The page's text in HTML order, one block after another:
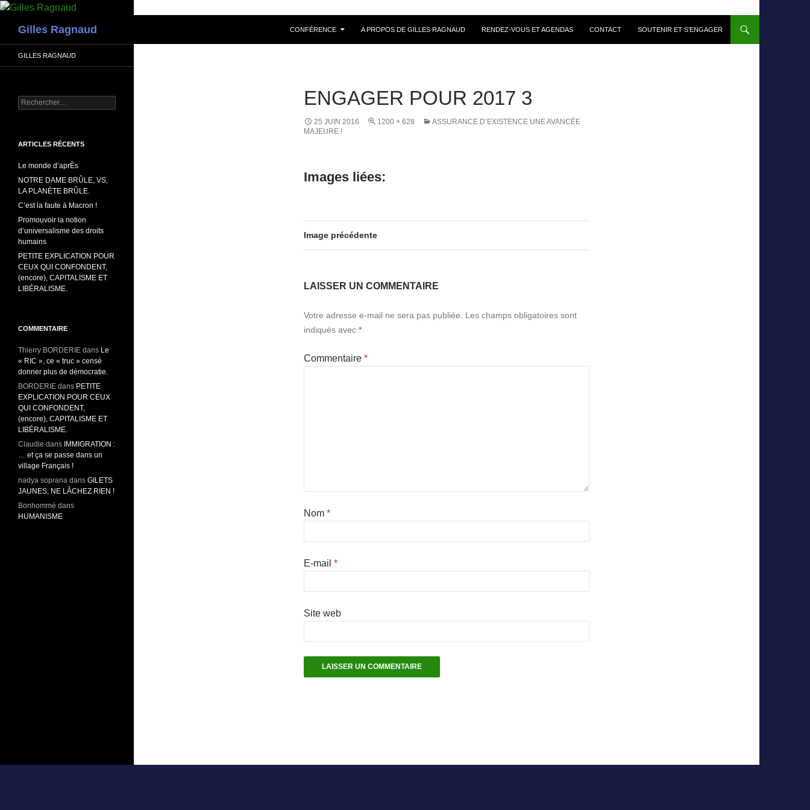
Gilles Ragnaud
CONFÉRENCE
A PROPOS DE GILLES RAGNAUD RENDEZ-VOUS ET AGENDAS CONTACT SOUTENIR ET S’ENGAGER
ENGAGER POUR 2017 3
25 JUIN 2016 1200 × 628
ASSURANCE D’EXISTENCE UNE AVANCÉE
MAJEURE !
Images liées:
Image précédente
LAISSER UN COMMENTAIRE
Votre adresse e-mail ne sera pas publiée.
Les champs obligatoires sont
indiqués avec *
Commentaire *
Nom *
E-mail *
Site web
GILLES RAGNAUD
Rechercher :
ARTICLES RÉCENTS
Le monde d’aprÈs
NOTRE DAME BRÛLE, VS,
LA PLANÈTE BRÛLE.
C’est la faute à Macron !
Promouvoir la notion
d’universalisme des droits
humains
PETITE EXPLICATION POUR
CEUX QUI CONFONDENT,
(encore), CAPITALISME ET
LIBÉRALISME.
COMMENTAIRE
Thierry BORDERIE dans Le
« RIC », ce « truc » censé
donner plus de démocratie.
BORDERIE dans PETITE
EXPLICATION POUR CEUX
QUI CONFONDENT,
(encore), CAPITALISME ET
LIBÉRALISME.
Claudie dans IMMIGRATION :
… et ça se passe dans un
village Français !
nadya soprana dans GILETS
JAUNES, NE LÂCHEZ RIEN !
Bonhommé dans
HUMANISME